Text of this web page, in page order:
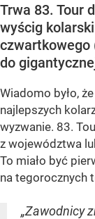
Trwa 83. Tour
wyścig
czwartkowego
do
Wiadomo było,
najlepszych
wyzwanie. 83.
z województwa
To miało być
na tegorocznych
„Zawodnicy